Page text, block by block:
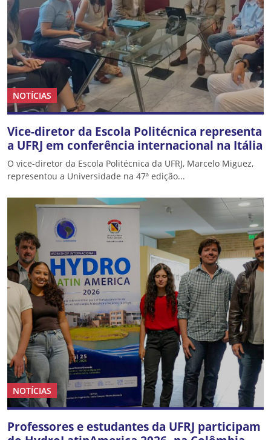
NOTÍCIAS
Vice-diretor da Escola Politécnica representa
a UFRJ em conferência internacional na Itália
O vice-diretor da Escola Politécnica da UFRJ, Marcelo Miguez,
representou a Universidade na 47ª edição...
NOTÍCIAS
Professores e estudantes da UFRJ participam